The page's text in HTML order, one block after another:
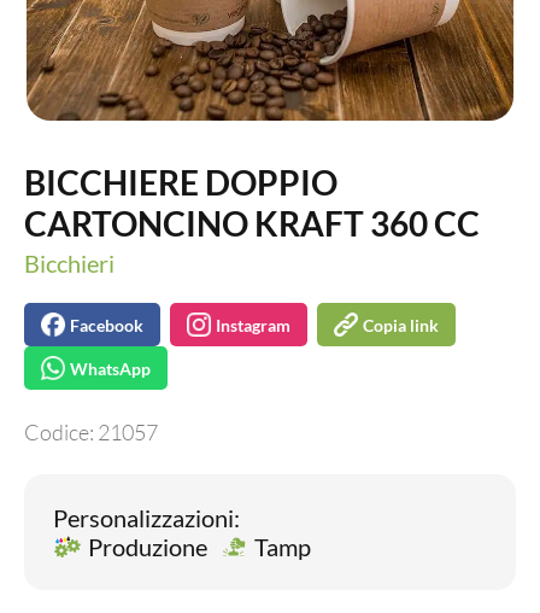
BICCHIERE DOPPIO
CARTONCINO KRAFT 360 CC
Bicchieri
Facebook Instagram Copia link
WhatsApp
Codice: 21057
Personalizzazioni:
Produzione
Tamp